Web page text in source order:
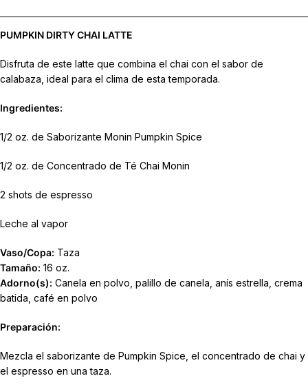
PUMPKIN DIRTY CHAI LATTE
Disfruta de este latte que combina el chai con el sabor de
calabaza, ideal para el clima de esta temporada.
Ingredientes:
1/2 oz. de Saborizante Monin Pumpkin Spice
1/2 oz. de Concentrado de Té Chai Monin
2 shots de espresso
Leche al vapor
Vaso/Copa: Taza
Tamaño: 16 oz.
Adorno(s): Canela en polvo, palillo de canela, anís estrella, crema
batida, café en polvo
Preparación:
Mezcla el saborizante de Pumpkin Spice, el concentrado de chai y
el espresso en una taza.